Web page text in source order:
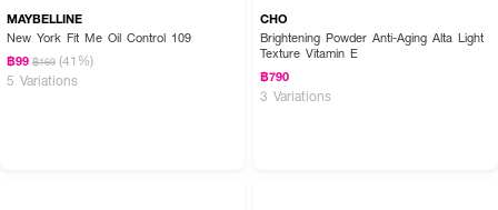
TALC, SILICA, ETHYLHEXYL METHOXYCINNAMATE, ZINC OXIDE,
TOCOPHERYL ACETATE (VITAMIN E), HYALURONIC ACID (8 TYPES),
DANDELION EXTRACT, SHOREA ROBUSTA SEED BUTTER
MAYBELLINE
New York Fit Me Oil Control 109
฿99 ฿169 (41%)
5 Variations
CHO
Brightening Powder Anti-Aging Alta Light
Texture Vitamin E
฿790
3 Variations